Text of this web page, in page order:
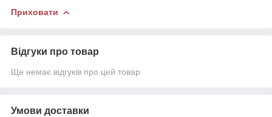
Приховати
Відгуки про товар
Ще немає відгуків про цей товар
Умови доставки